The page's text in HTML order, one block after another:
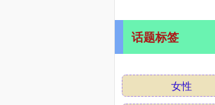
话题标签
女性